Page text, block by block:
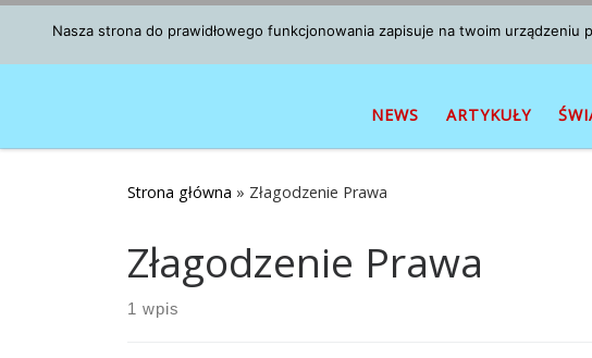
Przejdź do treści
NEWS ARTYKUŁY
Strona główna » Złagodzenie Prawa
Złagodzenie Prawa
1 wpis
Nasza strona do prawidłowego funkcjonowania zapisuje na twoim